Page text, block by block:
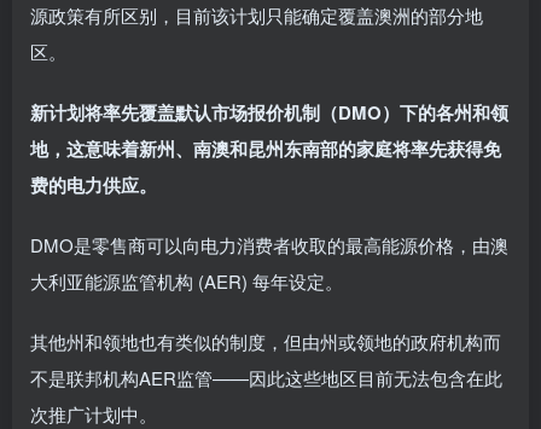
源政策有所区别，目前该计划只能确定覆盖澳洲的部分地
区。
新计划将率先覆盖默认市场报价机制（DMO）下的各州和领
地，这意味着新州、南澳和昆州东南部的家庭将率先获得免
费的电力供应。
DMO是零售商可以向电力消费者收取的最高能源价格，由澳
大利亚能源监管机构 (AER) 每年设定。
其他州和领地也有类似的制度，但由州或领地的政府机构而
不是联邦机构AER监管——因此这些地区目前无法包含在此
次推广计划中。